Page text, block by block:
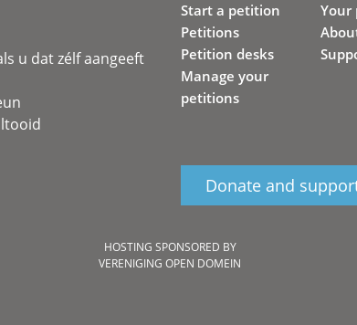
u dat zélf aangeeft
Start a petition
Petitions
Petition desks
Manage your
petitions
Your
Donate and
HOSTING SPONSORED BY
VERENIGING OPEN DOMEIN